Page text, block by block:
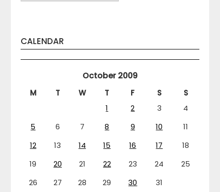
CALENDAR
October 2009
M T W T F S
S
1
2 3
4
5
6 7 8 9 10
11
12
13 14 15 16 17
18
19
20 21 22 23 24
25
26
27 28 29 30
31